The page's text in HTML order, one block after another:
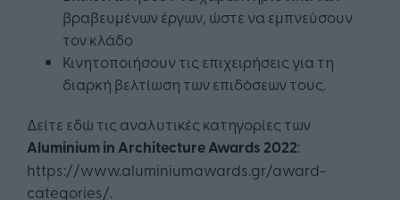
βραβευμένων έργων, ώστε να εμπνεύσουν
τον κλάδο
Κινητοποιήσουν τις επιχειρήσεις για τη
διαρκή βελτίωση των επιδόσεων τους.
Δείτε εδώ τις αναλυτικές κατηγορίες των
Aluminiumin ArchitectureAwards 2022:
https://www.aluminiumawards.gr/award-
categories/.